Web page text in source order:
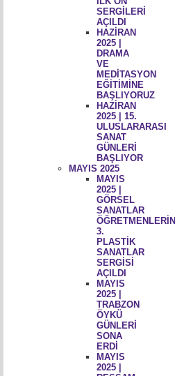
SERGİLERİ
AÇILDI
HAZİRAN
2025 |
DRAMA
VE
MEDİTASYON
EĞİTİMİNE
BAŞLIYORUZ
HAZİRAN
2025 | 15.
ULUSLARARASI
SANAT
GÜNLERİ
BAŞLIYOR
MAYIS 2025
MAYIS
2025 |
GÖRSEL
SANATLAR
3.
PLASTİK
SANATLAR
SERGİSİ
AÇILDI
MAYIS
2025 |
TRABZON
ÖYKÜ
GÜNLERİ
SONA
ERDİ
MAYIS
2025 |